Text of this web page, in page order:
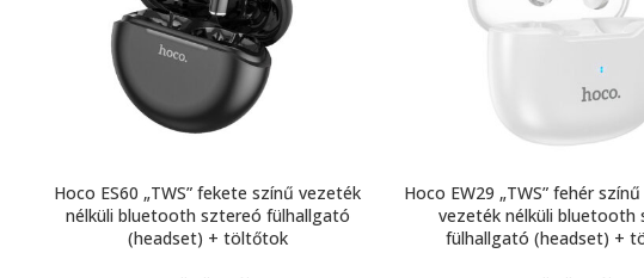
Hoco ES60 „TWS” fekete színű vezeték
nélküli bluetooth sztereó fülhallgató
(headset) + töltőtok
Hoco EW29 „TWS” fehér
vezeték nélküli bluetooth
fülhallgató (headset) +